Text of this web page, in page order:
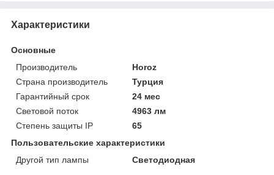
Характеристики
Основные
Производитель
Horoz
Страна производитель
Турция
Гарантийный срок
24 мес
Световой поток
4963 лм
Степень защиты IP
65
Пользовательские характеристики
Другой тип лампы
Светодиодная